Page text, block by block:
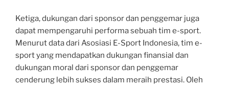
Ketiga, dukungan dari sponsor dan penggemar juga
dapat mempengaruhi performa sebuah tim e-sport.
Menurut data dari Asosiasi E-Sport Indonesia, tim e-
sport yang mendapatkan dukungan finansial dan
dukungan moral dari sponsor dan penggemar
cenderung lebih sukses dalam meraih prestasi. Oleh